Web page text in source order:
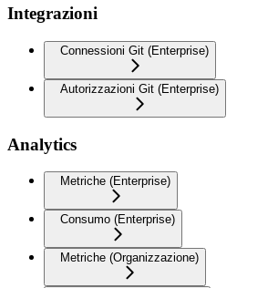
Integrazioni
Connessioni Git (Enterprise)
Autorizzazioni Git (Enterprise)
Analytics
Metriche (Enterprise)
Consumo (Enterprise)
Metriche (Organizzazione)